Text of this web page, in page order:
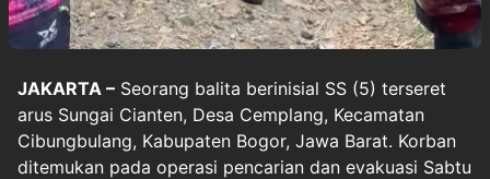
JAKARTA – Seorang balita berinisial SS (5) terseret
arus Sungai Cianten, Desa Cemplang, Kecamatan
Cibungbulang, Kabupaten Bogor, Jawa Barat. Korban
ditemukan pada operasi pencarian dan evakuasi Sabtu